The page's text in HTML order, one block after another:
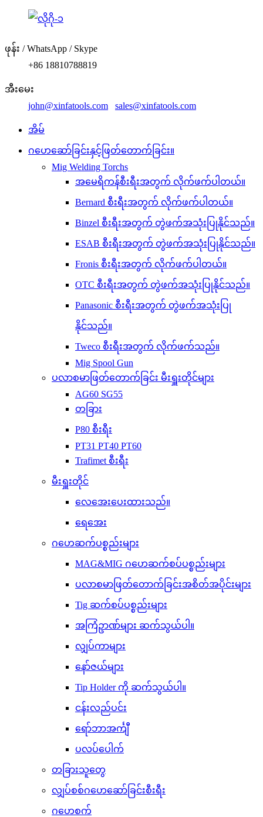
ဖုန်း / WhatsApp / Skype
+86 18810788819
အီးမေး
john@xinfatools.com
sales@xinfatools.com
အိမ်
ဂဟေဆော်ခြင်းနှင့်ဖြတ်တောက်ခြင်း။
Mig Welding Torchs
အမေရိကန်စီးရီးအတွက် လိုက်ဖက်ပါတယ်။
Bernard စီးရီးအတွက် လိုက်ဖက်ပါတယ်။
Binzel စီးရီးအတွက် တွဲဖက်အသုံးပြုနိုင်သည်။
ESAB စီးရီးအတွက် တွဲဖက်အသုံးပြုနိုင်သည်။
Fronis စီးရီးအတွက် လိုက်ဖက်ပါတယ်။
OTC စီးရီးအတွက် တွဲဖက်အသုံးပြုနိုင်သည်။
Panasonic စီးရီးအတွက် တွဲဖက်အသုံးပြု
နိုင်သည်။
Tweco စီးရီးအတွက် လိုက်ဖက်သည်။
Mig Spool Gun
ပလာစမာဖြတ်တောက်ခြင်း မီးရှူးတိုင်များ
AG60 SG55
တခြား
P80 စီးရီး
PT31 PT40 PT60
Trafimet စီးရီး
မီးရှူးတိုင်
လေအေးပေးထားသည်။
ရေအေး
ဂဟေဆက်ပစ္စည်းများ
MAG&MIG ဂဟေဆက်စပ်ပစ္စည်းများ
ပလာစမာဖြတ်တောက်ခြင်းအစိတ်အပိုင်းများ
Tig ဆက်စပ်ပစ္စည်းများ
အကြံဥာဏ်များ ဆက်သွယ်ပါ။
လျှပ်ကာများ
နော်ဇယ်များ
Tip Holder ကို ဆက်သွယ်ပါ။
ငန်းလည်ပင်း
ရော်ဘာအင်္ကျီ
ပလပ်ပေါက်
တခြားသူတွေ
လျှပ်စစ်ဂဟေဆော်ခြင်းစီးရီး
ဂဟေစက်